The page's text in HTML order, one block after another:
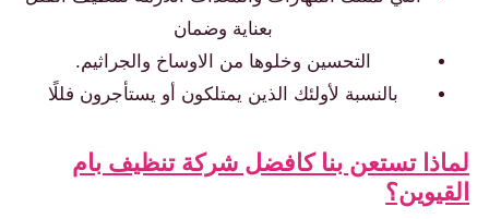
بعناية وضمان
التحسين وخلوها من الاوساخ والجراثيم.
بالنسبة لأولئك الذين يمتلكون أو يستأجرون فللًا
لماذا تستعن بنا كافضل شركة تنظيف بام
القيوين؟